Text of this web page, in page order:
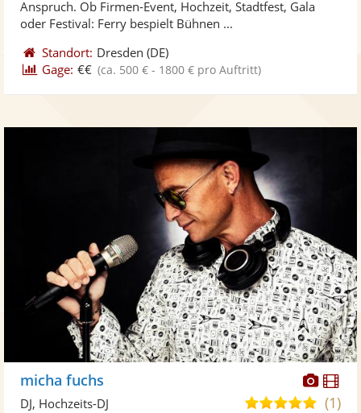
Anspruch. Ob Firmen-Event, Hochzeit, Stadtfest, Gala
oder Festival: Ferry bespielt Bühnen ...
Standort: Dresden (DE)
Gage: €€ (ca. 500 € - 1800 € pro Auftritt)
micha fuchs
5,0(1)
DJ, Hochzeits-DJ